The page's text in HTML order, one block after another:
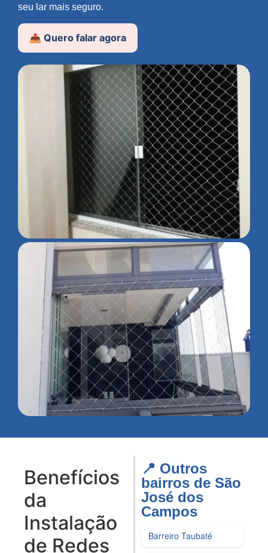
seu lar mais seguro.
📤 Quero falar agora
Benefícios
da
Instalação
de Redes
📍 Outros
bairros de São
José dos
Campos​
Barreiro Taubaté